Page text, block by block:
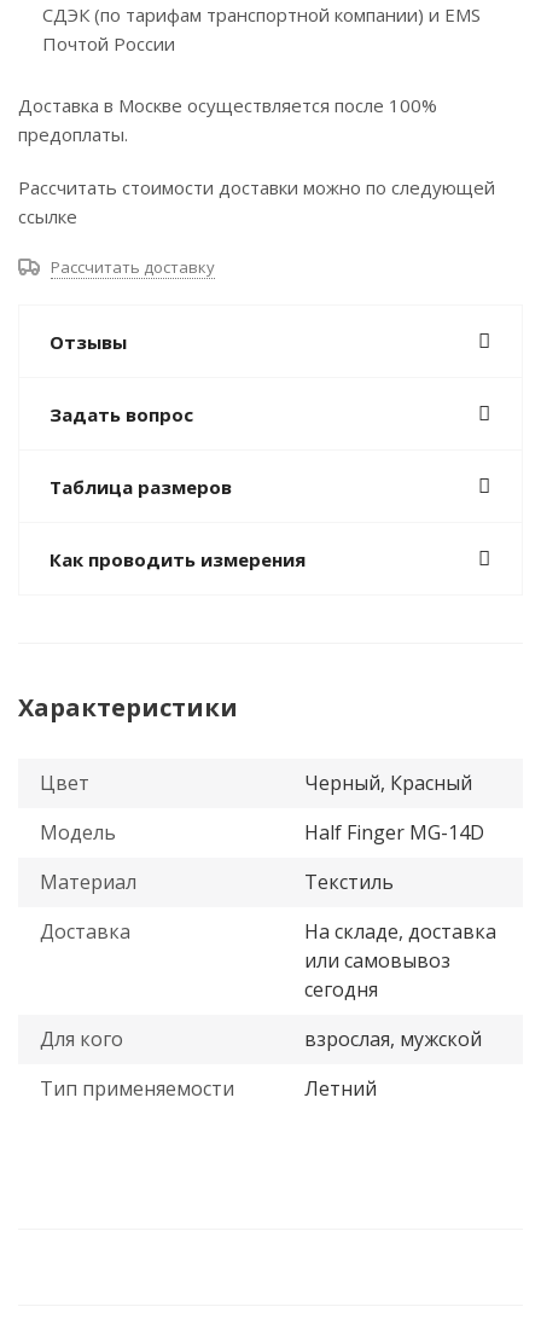
СДЭК (по тарифам транспортной компании) и EMS
Почтой России
Доставка в Москве осуществляется после 100%
предоплаты.
Рассчитать стоимости доставки можно по следующей
ссылке
Рассчитать доставку
Отзывы
Задать вопрос
Таблица размеров
Как проводить измерения
Характеристики
Цвет
Черный, Красный
Модель
Half Finger MG-14D
Материал
Текстиль
Доставка
На складе, доставка
или самовывоз
сегодня
Для кого
взрослая, мужской
Тип применяемости
Летний